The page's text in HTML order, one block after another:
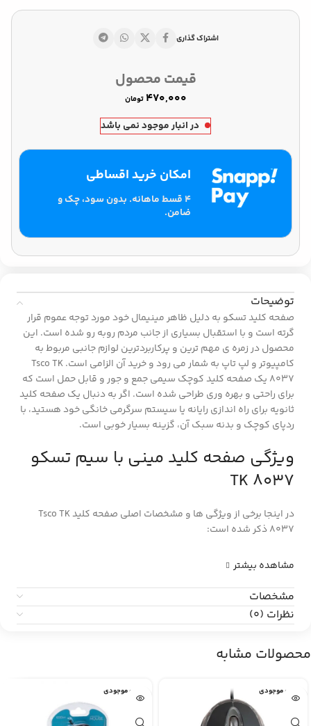
اشتراک گذاری
قیمت محصول
تومان
در انبار موجود نمی باشد
امکان خرید اقساطی
۴ قسط ماهانه. بدون سود، چک و
ضامن.
توضیحات
صفحه کلید تسکو به دلیل ظاهر مینیمال خود مورد توجه عموم قرار
گرته است و با استقبال بسیاری از جانب مردم روبه رو شده است. این
محصول در زمره ی مهم ترین و پرکاربردترین لوازم جانبی مربوط به
کامپیوتر و لپ تاپ به شمار می رود و خرید آن الزامی است. Tsco TK
8037 یک صفحه کلید کوچک سیمی جمع و جور و قابل حمل است که
برای راحتی و بهره وری طراحی شده است. اگر به دنبال یک صفحه کلید
ثانویه برای راه اندازی رایانه یا سیستم سرگرمی خانگی خود هستید، با
ردپای کوچک و بدنه سبک آن، گزینه بسیار خوبی است.
ویژگی صفحه کلید مینی با سیم تسکو
TK 8037
در اینجا برخی از ویژگی ها و مشخصات اصلی صفحه کلید Tsco TK
8037 ذکر شده است:
مشاهده بیشتر
مشخصات
نظرات (0)
محصولات مشابه
اتمام موجودی اتمام موجودی